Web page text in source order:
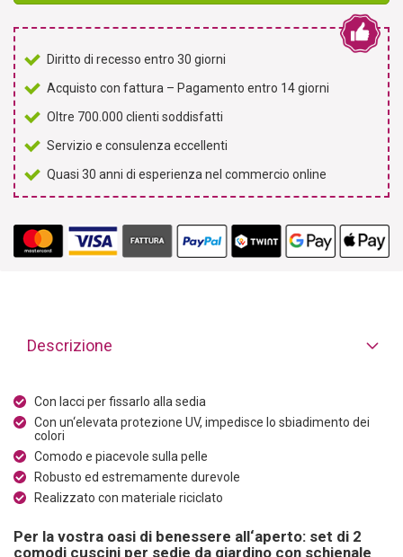
Diritto di recesso entro 30 giorni
Acquisto con fattura – Pagamento entro 14 giorni
Oltre 700.000 clienti soddisfatti
Servizio e consulenza eccellenti
Quasi 30 anni di esperienza nel commercio online
Descrizione
Con lacci per fissarlo alla sedia
Con un‘elevata protezione UV, impedisce lo sbiadimento dei
colori
Comodo e piacevole sulla pelle
Robusto ed estremamente durevole
Realizzato con materiale riciclato
Per la vostra oasi di benessere all‘aperto: set di 2
comodi cuscini per sedie da giardino con schienale